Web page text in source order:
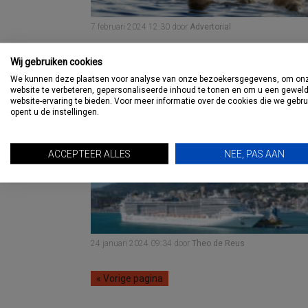
7 februari 2024 12:30 door Advertorial
Ondernemers Mallorca
dat cruiseschepen
door beperkingen
24 januari 2024 09:34 door Theo de Reus
« Vorige pagina
Wij gebruiken cookies
We kunnen deze plaatsen voor analyse van onze bezoekersgegevens, om
website te verbeteren, gepersonaliseerde inhoud te tonen en om u een
website-ervaring te bieden. Voor meer informatie over de cookies die we
opent u de instellingen.
ACCEPTEER ALLES NEE, PAS AAN